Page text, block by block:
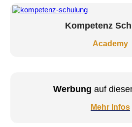
Kompetenz
Academy
Werbung auf
Mehr Infos